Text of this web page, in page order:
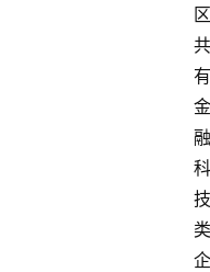
区
共
有
金
融
科
技
类
企